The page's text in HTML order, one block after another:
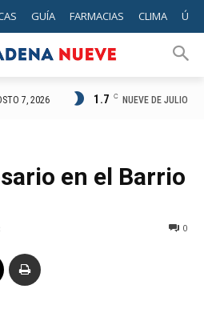
GUÍA FARMACIAS CLIMA
7, 2026 1.7 C NUEVE DE JULIO
en el Barrio
0